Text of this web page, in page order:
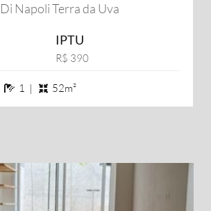
Napoli Terra da Uva
IPTU
R$ 390
1 banheiros
1 | 52m²